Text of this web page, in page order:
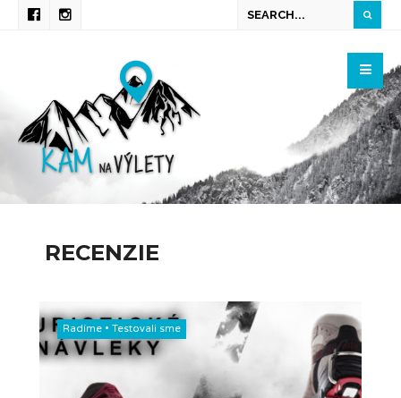
RECENZIE
Radíme • Testovali sme